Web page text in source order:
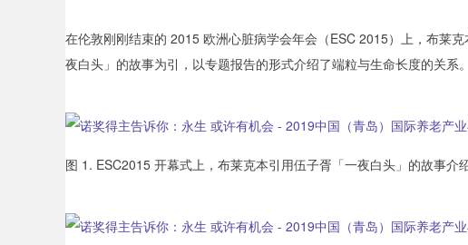
在伦敦刚刚结束的 2015 欧洲心脏病学会年会（ESC 2015）上，布莱
夜白头」的故事为引，以专题报告的形式介绍了端粒与生命长度的关系。
图 1. ESC2015 开幕式上， 布莱克本引用伍子胥「一夜白头」的故事介